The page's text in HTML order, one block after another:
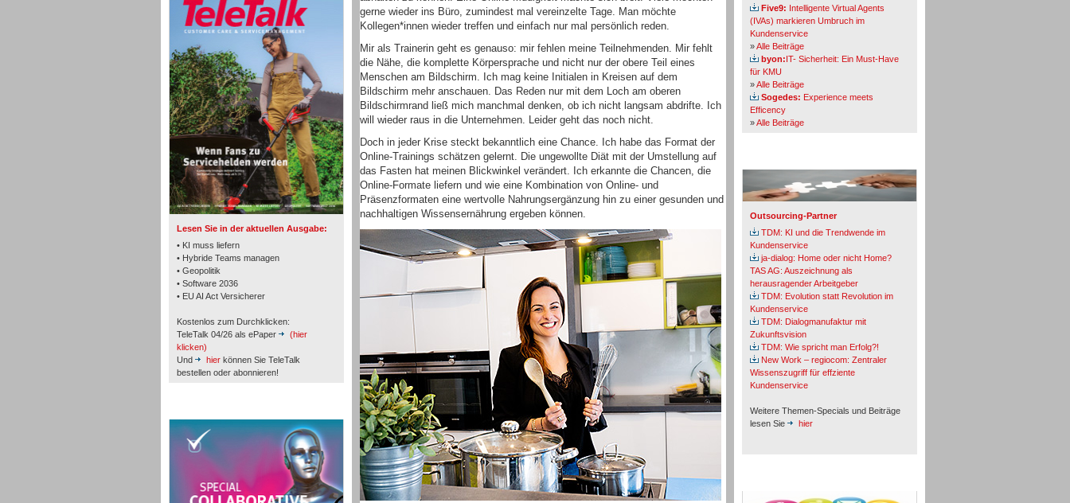
Lesen Sie in der aktuellen Ausgabe:
• KI muss liefern
• Hybride Teams managen
• Geopolitik
• Software 2036
• EU AI Act Versicherer
Kostenlos zum Durchklicken:
TeleTalk 04/26 als ePaper
(hier
klicken)
Und
hier können Sie TeleTalk
bestellen oder abonnieren!
TK- und ACD-Systeme
Workforce-Management
Personal
gerne wieder ins Büro, zumindest mal vereinzelte Tage. Man möchte
Kollegen*innen wieder treffen und einfach nur mal persönlich reden.
Mir als Trainerin geht es genauso: mir fehlen meine Teilnehmenden. Mir fehlt
die Nähe, die komplette Körpersprache und nicht nur der obere Teil eines
Menschen am Bildschirm. Ich mag keine Initialen in Kreisen auf dem
Bildschirm mehr anschauen. Das Reden nur mit dem Loch am oberen
Bildschirmrand ließ mich manchmal denken, ob ich nicht langsam abdrifte. Ich
will wieder raus in die Unternehmen. Leider geht das noch nicht.
Doch in jeder Krise steckt bekanntlich eine Chance. Ich habe das Format der
Online-Trainings schätzen gelernt. Die ungewollte Diät mit der Umstellung auf
das Fasten hat meinen Blickwinkel verändert. Ich erkannte die Chancen, die
Online-Formate liefern und wie eine Kombination von Online- und
Präsenzformaten eine wertvolle Nahrungsergänzung hin zu einer gesunden und
nachhaltigen Wissensernährung ergeben können.
Five9: Intelligente Virtual Agents
(IVAs) markieren Umbruch im
Kundenservice
»Alle Beiträge
byon:IT- Sicherheit: Ein Must-Have
für KMU
»Alle Beiträge
Sogedes: Experience meets
Efficency
»Alle Beiträge
Outsourcing-Partner
TDM: KI und die Trendwende im
Kundenservice
ja-dialog: Home oder nicht Home?
TAS AG: Auszeichnung als
herausragender Arbeitgeber
TDM: Evolution statt Revolution im
Kundenservice
TDM: Dialogmanufaktur mit
Zukunftsvision
TDM: Wie spricht man Erfolg?!
New Work – regiocom: Zentraler
Wissenszugriff für effziente
Kundenservice
Weitere Themen-Specials und Beiträge
lesen Sie
hier